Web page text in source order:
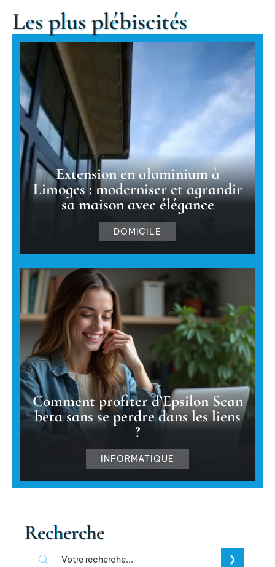
Les plus plébiscités
Extension en aluminium à
Limoges : moderniser et agrandir
sa maison avec élégance
DOMICILE
Comment profiter d’Epsilon Scan
beta sans se perdre dans les liens
?
INFORMATIQUE
Recherche